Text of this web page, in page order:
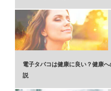
電子タバコは健康に良い？健康
説